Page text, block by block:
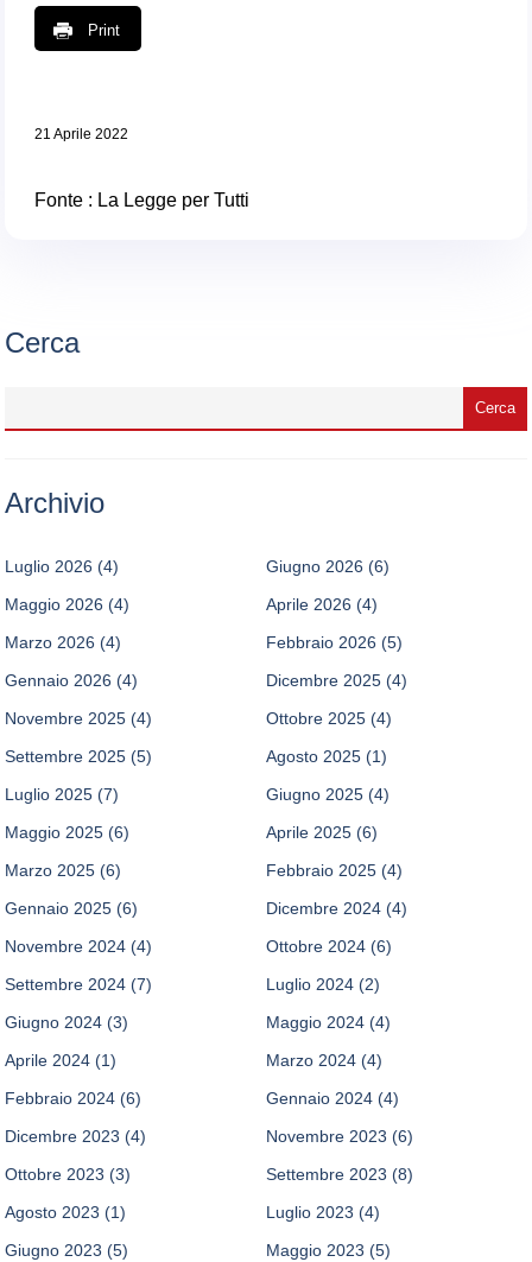
Print
21 Aprile 2022
Fonte : La Legge per Tutti
Cerca
Archivio
Luglio 2026 (4) Giugno 2026 (6)
Maggio 2026 (4) Aprile 2026 (4)
Marzo 2026 (4) Febbraio 2026 (5)
Gennaio 2026 (4) Dicembre 2025 (4)
Novembre 2025 (4) Ottobre 2025 (4)
Settembre 2025 (5) Agosto 2025 (1)
Luglio 2025 (7) Giugno 2025 (4)
Maggio 2025 (6) Aprile 2025 (6)
Marzo 2025 (6) Febbraio 2025 (4)
Gennaio 2025 (6) Dicembre 2024 (4)
Novembre 2024 (4) Ottobre 2024 (6)
Settembre 2024 (7) Luglio 2024 (2)
Giugno 2024 (3) Maggio 2024 (4)
Aprile 2024 (1) Marzo 2024 (4)
Febbraio 2024 (6) Gennaio 2024 (4)
Dicembre 2023 (4) Novembre 2023 (6)
Ottobre 2023 (3) Settembre 2023 (8)
Agosto 2023 (1) Luglio 2023 (4)
Giugno 2023 (5) Maggio 2023 (5)